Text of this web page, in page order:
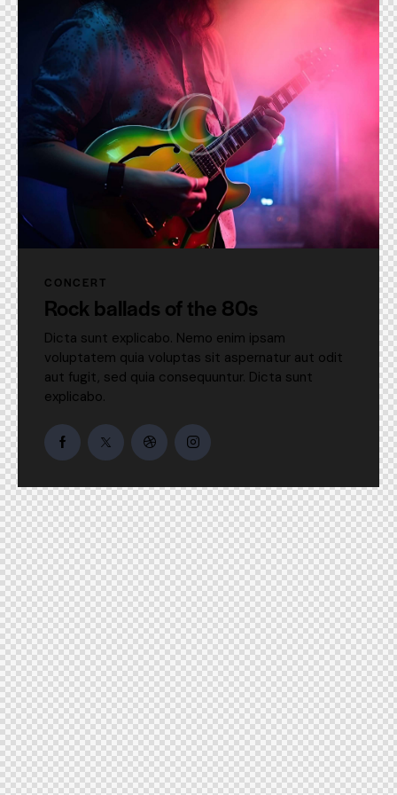
CONCERT
Rock ballads of the 80s
Dicta sunt explicabo. Nemo enim ipsam
voluptatem quia voluptas sit aspernatur aut odit
aut fugit, sed quia consequuntur. Dicta sunt
explicabo.